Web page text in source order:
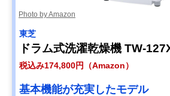
Photo by Amazon
東芝
ドラム式洗濯乾燥機 TW-
税込み174,800円（Amazon）
基本機能が充実したモデル